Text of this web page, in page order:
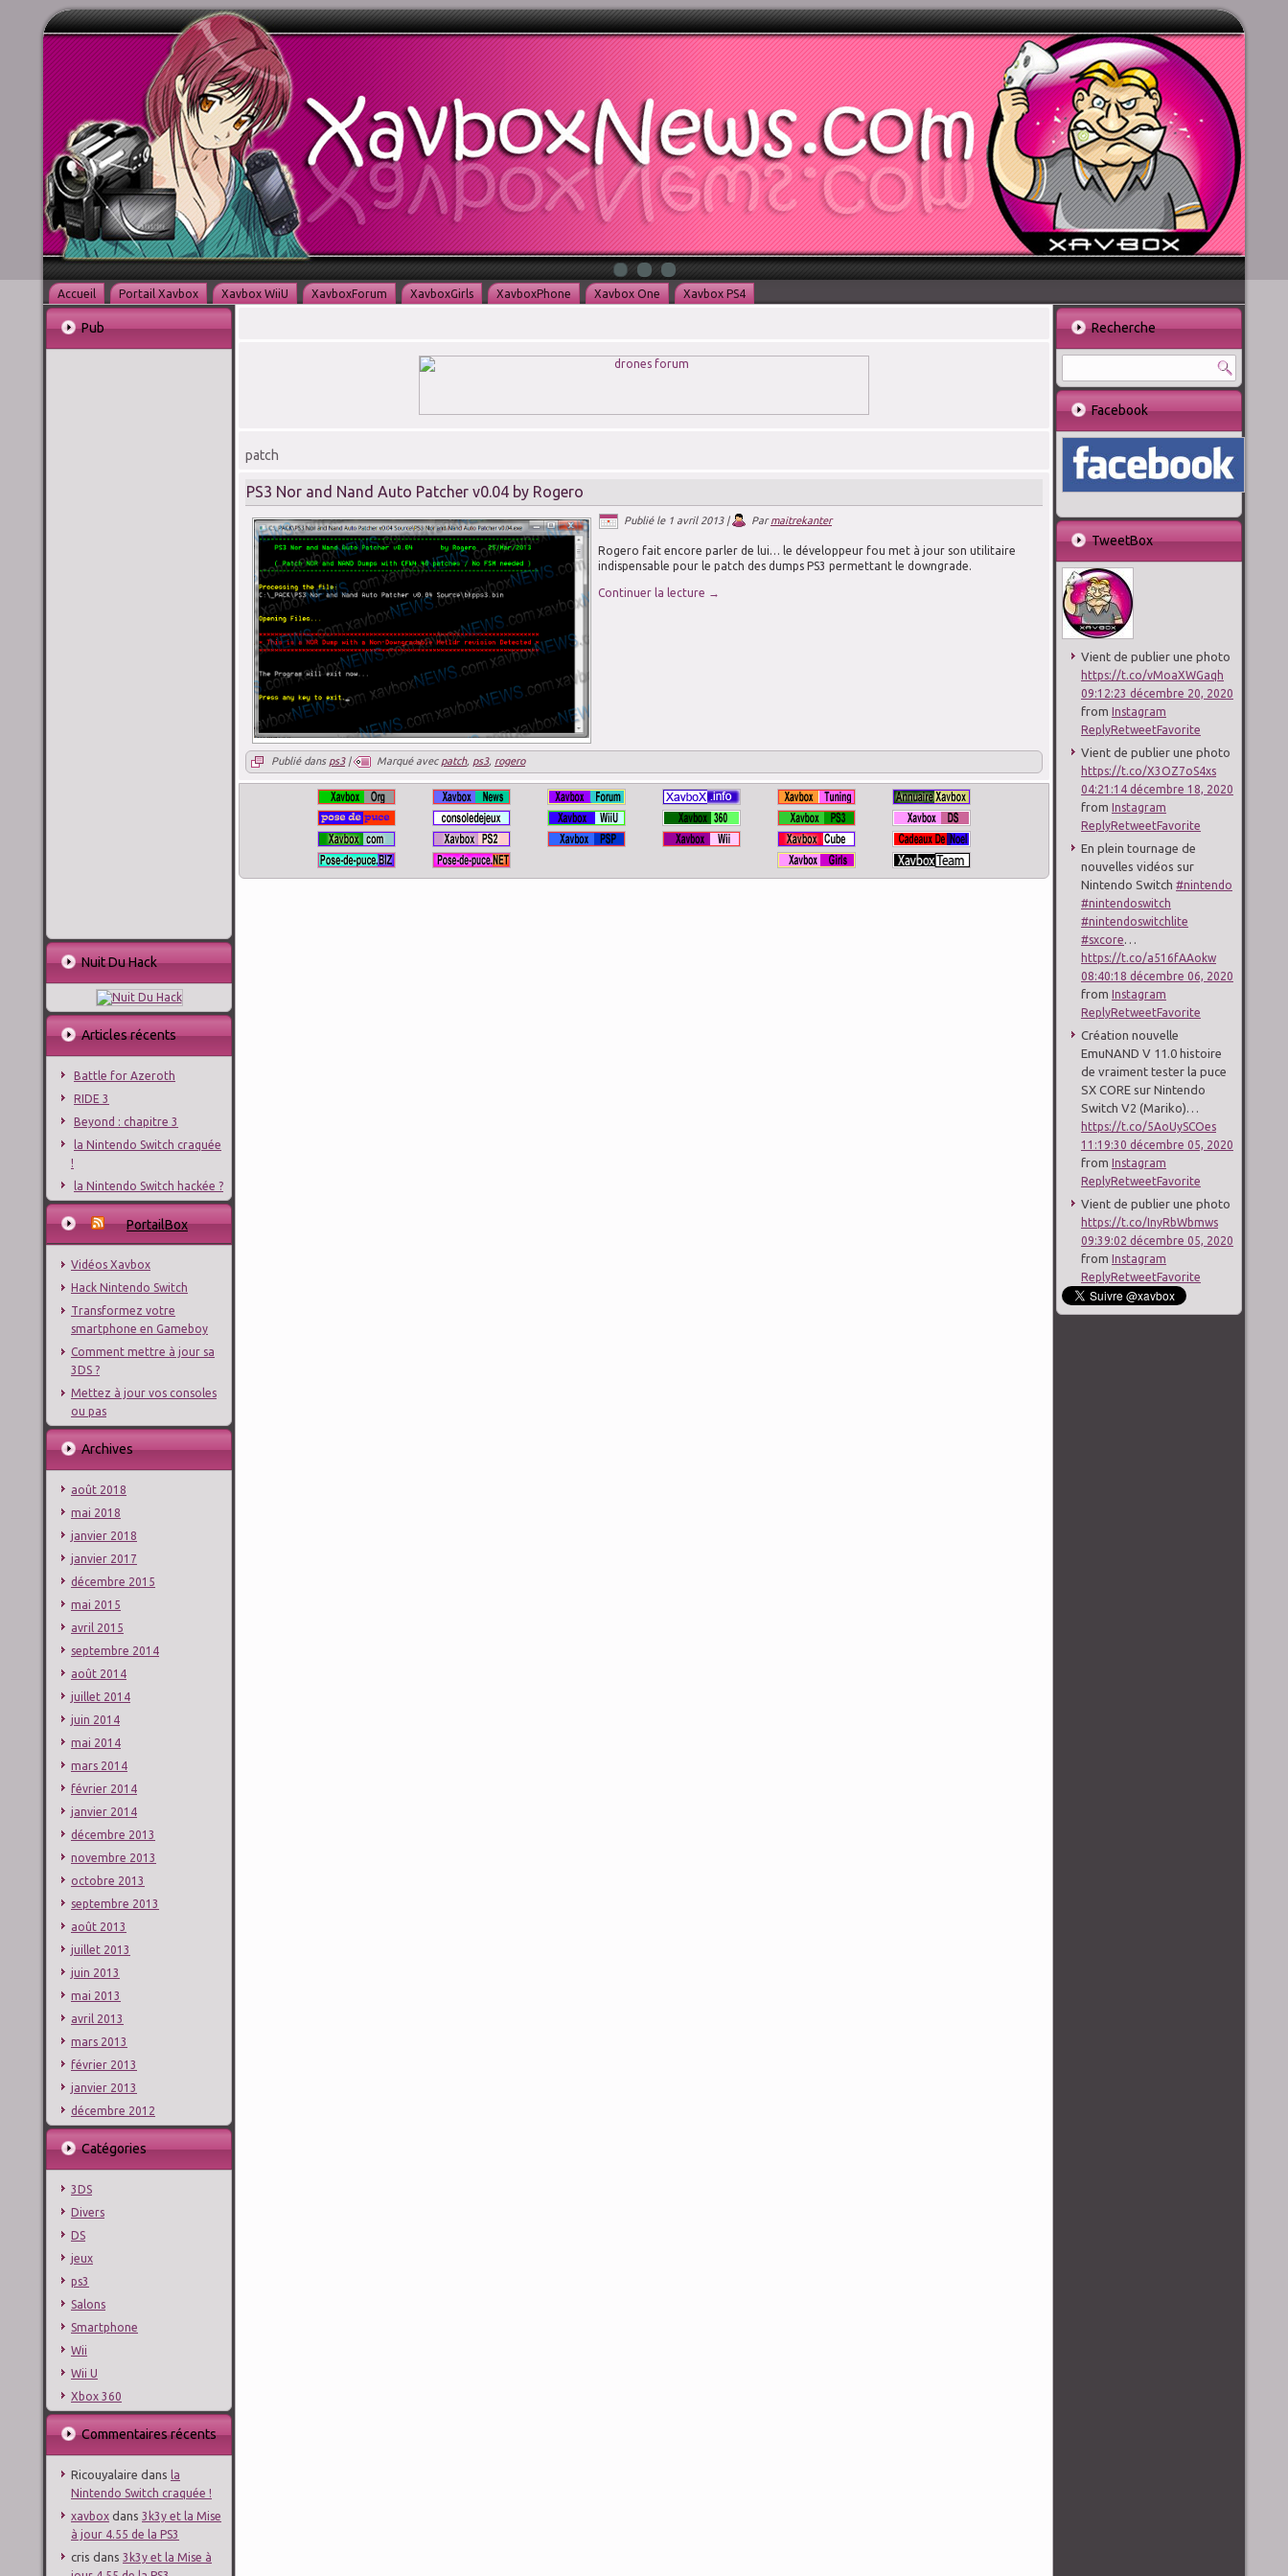
Accueil Portail Xavbox Xavbox WiiU XavboxForum XavboxGirls XavboxPhone Xavbox One Xavbox PS4
Pub
Nuit Du Hack
Articles récents
Battle for Azeroth
RIDE 3
Beyond : chapitre 3
la Nintendo Switch craquée
!
la Nintendo Switch hackée ?
PortailBox
Vidéos Xavbox
Hack Nintendo Switch
Transformez votre
smartphone en Gameboy
Comment mettre à jour sa
3DS ?
Mettez à jour vos consoles
ou pas
Archives
août 2018
mai 2018
janvier 2018
janvier 2017
décembre 2015
mai 2015
avril 2015
septembre 2014
août 2014
juillet 2014
juin 2014
mai 2014
mars 2014
février 2014
janvier 2014
décembre 2013
novembre 2013
octobre 2013
septembre 2013
août 2013
juillet 2013
juin 2013
mai 2013
avril 2013
mars 2013
février 2013
janvier 2013
décembre 2012
Catégories
3DS
Divers
DS
jeux
ps3
Salons
Smartphone
Wii
Wii U
Xbox 360
Commentaires récents
Ricouyalaire dans la
Nintendo Switch craquée !
xavbox dans 3k3y et la Mise
à jour 4.55 de la PS3
cris dans 3k3y et la Mise à
patch
PS3 Nor and Nand Auto Patcher v0.04 by Rogero
Publié le 1 avril 2013| Par maitrekanter
Rogero fait encore parler de lui… le développeur fou met à jour son utilitaire
indispensable pour le patch des dumps PS3 permettant le downgrade.
Continuer la lecture →
Publié dans ps3| Marqué avec patch, ps3, rogero
Recherche
Facebook
TweetBox
Vient de publier une photo
https://t.co/vMoaXWGaqh
09:12:23 décembre 20, 2020
from Instagram
ReplyRetweetFavorite
Vient de publier une photo
https://t.co/X3OZ7oS4xs
04:21:14 décembre 18, 2020
from Instagram
ReplyRetweetFavorite
En plein tournage de
nouvelles vidéos sur
Nintendo Switch #nintendo
#nintendoswitch
#nintendoswitchlite
#sxcore
https://t.co/a516fAAokw
08:40:18 décembre 06, 2020
from Instagram
ReplyRetweetFavorite
Création nouvelle
EmuNAND V 11.0 histoire
de vraiment tester la puce
SX CORE sur Nintendo
Switch V2 (Mariko)…
https://t.co/5AoUySCOes
11:19:30 décembre 05, 2020
from Instagram
ReplyRetweetFavorite
Vient de publier une photo
https://t.co/InyRbWbmws
09:39:02 décembre 05, 2020
from Instagram
ReplyRetweetFavorite